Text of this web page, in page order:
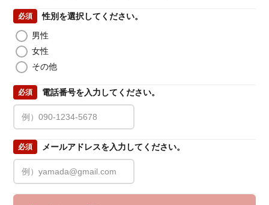
必須
性別を選択してください。
男性
女性
その他
必須 電話番号を入力してください。
必須 メールアドレスを入力してください。